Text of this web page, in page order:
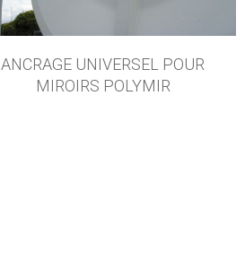
ANCRAGE UNIVERSEL POUR
MIROIRS POLYMIR